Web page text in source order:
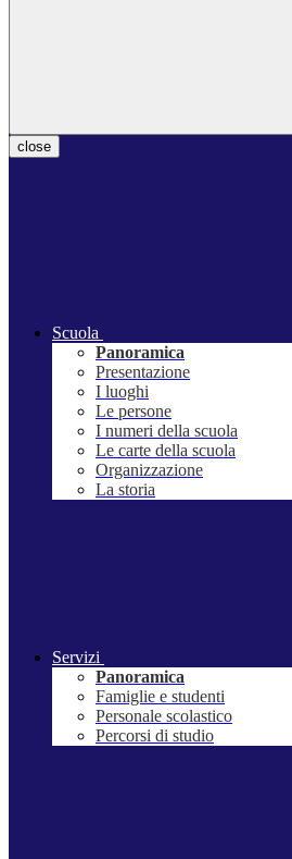
close
Scuola
Panoramica
Presentazione
I luoghi
Le persone
I numeri della scuola
Le carte della scuola
Organizzazione
La storia
Servizi
Panoramica
Famiglie e studenti
Personale scolastico
Percorsi di studio